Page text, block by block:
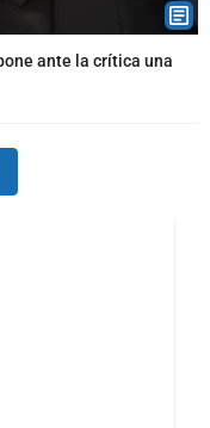
ante la crítica una